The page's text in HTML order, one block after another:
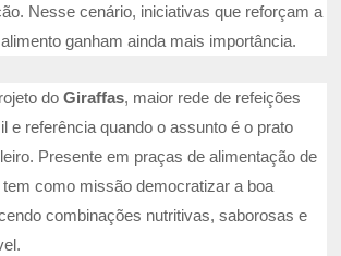
Nesse cenário, iniciativas que reforçam a
ganham ainda mais importância.
doGiraffas, maior rede de refeições
e referência quando o assunto é o prato
Presente em praças de alimentação de
como missão democratizar a boa
combinações nutritivas, saborosas e